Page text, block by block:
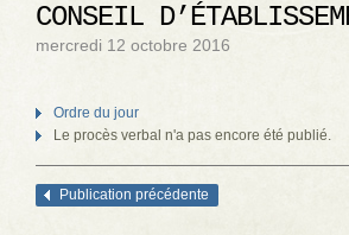
CONSEIL
mercredi 12 octobre 2016
Ordre du jour
Le procès verbal n'a pas encore été publié.
Navigation des articles
Publication précédente